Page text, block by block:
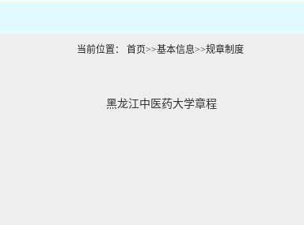
当前位置： 首页>>基本信息>>规章制度
黑龙江中医药大学章程